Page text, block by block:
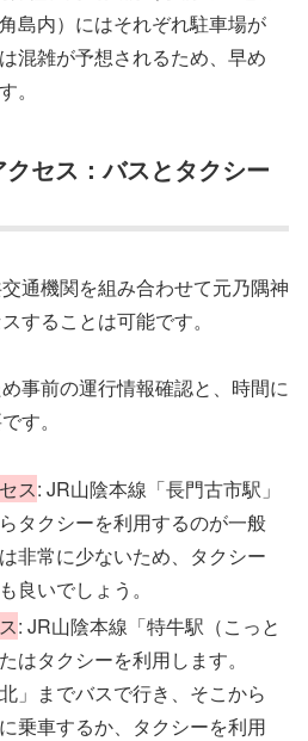
島内）にはそれぞれ駐車場が
混雑が予想されるため、早め
。
セス：バスとタクシー
通機関を組み合わせて元乃隅神
することは可能です。
事前の運行情報確認と、時間に
す。
ス: JR山陰本線「長門古市駅」
タクシーを利用するのが一般
非常に少ないため、タクシー
良いでしょう。
: JR山陰本線「特牛駅（こっと
はタクシーを利用します。
」までバスで行き、そこから
乗車するか、タクシーを利用